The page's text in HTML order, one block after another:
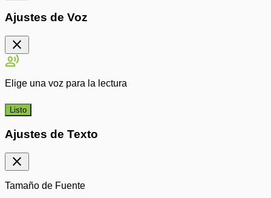
Ajustes de Voz
close
record_voice_over
Elige una voz para la lectura
Listo
Ajustes de Texto
close
Tamaño de Fuente